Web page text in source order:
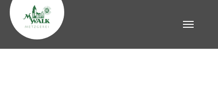
Zum Hauptinhalt springen